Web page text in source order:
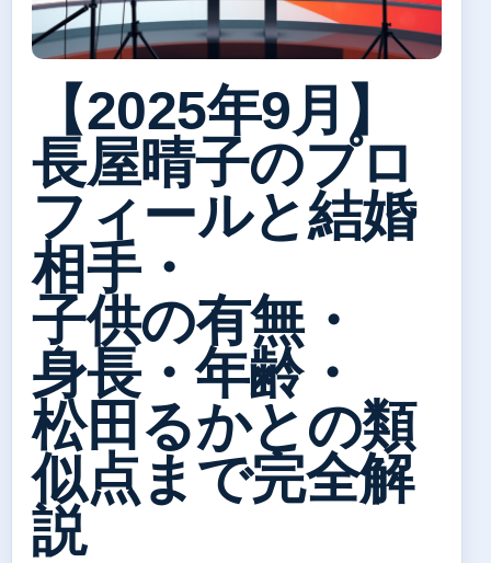
【2025年9月】
長屋晴子のプロ
フィールと結婚
相手・
子供の有無・
身長・年齢・
松田るかとの類
似点まで完全解
説